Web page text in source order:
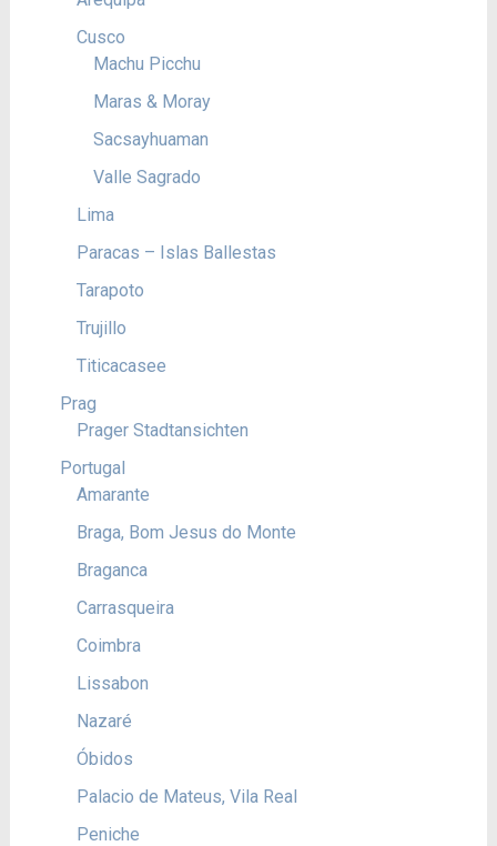
Cusco
Machu Picchu
Maras & Moray
Sacsayhuaman
Valle Sagrado
Lima
Paracas – Islas Ballestas
Tarapoto
Trujillo
Titicacasee
Prag
Prager Stadtansichten
Portugal
Amarante
Braga, Bom Jesus do Monte
Braganca
Carrasqueira
Coimbra
Lissabon
Nazaré
Óbidos
Palacio de Mateus, Vila Real
Peniche